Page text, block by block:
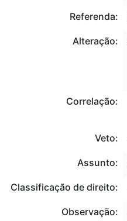
Referenda:
Alteração:
Correlação:
Veto:
Assunto:
Classificação de direito:
Observação: